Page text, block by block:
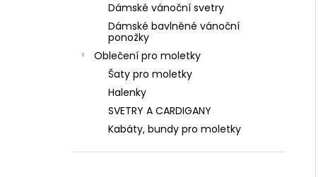
Dámské vánoční svetry
Dámské bavlněné vánoční
ponožky
Oblečení pro moletky
Šaty pro moletky
Halenky
SVETRY A CARDIGANY
Kabáty, bundy pro moletky